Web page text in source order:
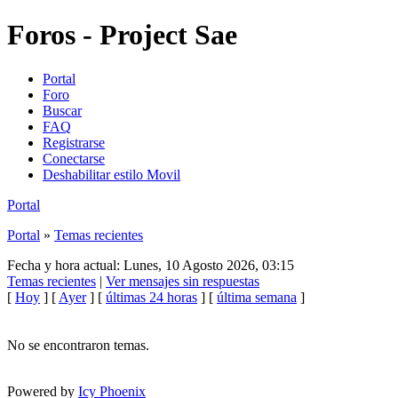
Foros - Project Sae
Portal
Foro
Buscar
FAQ
Registrarse
Conectarse
Deshabilitar estilo Movil
Portal
Portal » Temas recientes
Fecha y hora actual: Lunes, 10 Agosto 2026, 03:15
Temas recientes | Ver mensajes sin respuestas
[ Hoy ] [ Ayer] [ últimas 24 horas ] [ última semana ]
No se encontraron temas.
Powered by Icy Phoenix